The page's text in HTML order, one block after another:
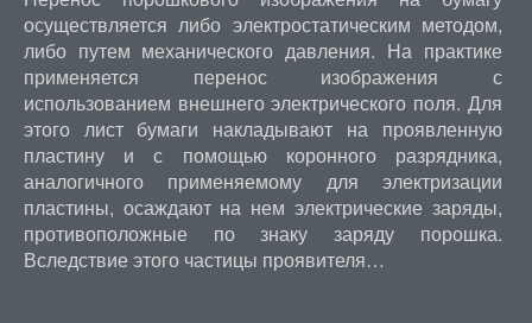
осуществляется либо электростатическим методом,
либо путем механического давления. На практике
применяется перенос изображения с
использованием внешнего электрического поля. Для
этого лист бумаги накладывают на проявленную
пластину и с помощью коронного разрядника,
аналогичного применяемому для электризации
пластины, осаждают на нем электрические заряды,
противоположные по знаку заряду порошка.
Вследствие этого частицы проявителя…